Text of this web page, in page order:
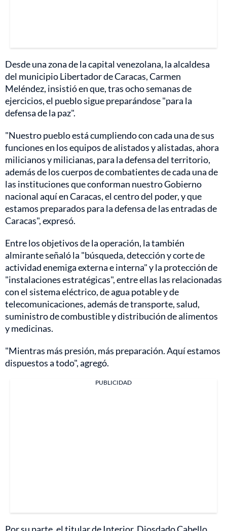
Desde una zona de la capital venezolana, la alcaldesa
del municipio Libertador de Caracas, Carmen
Meléndez, insistió en que, tras ocho semanas de
ejercicios, el pueblo sigue preparándose "para la
defensa de la paz".
"Nuestro pueblo está cumpliendo con cada una de sus
funciones en los equipos de alistados y alistadas, ahora
milicianos y milicianas, para la defensa del territorio,
además de los cuerpos de combatientes de cada una de
las instituciones que conforman nuestro Gobierno
nacional aquí en Caracas, el centro del poder, y que
estamos preparados para la defensa de las entradas de
Caracas", expresó.
Entre los objetivos de la operación, la también
almirante señaló la "búsqueda, detección y corte de
actividad enemiga externa e interna" y la protección de
"instalaciones estratégicas", entre ellas las relacionadas
con el sistema eléctrico, de agua potable y de
telecomunicaciones, además de transporte, salud,
suministro de combustible y distribución de alimentos
y medicinas.
"Mientras más presión, más preparación. Aquí estamos
dispuestos a todo", agregó.
PUBLICIDAD
Por su parte, el titular de Interior, Diosdado Cabello,